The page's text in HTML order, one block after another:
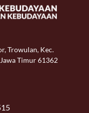
Trowulan, Kec.
Timur 61362